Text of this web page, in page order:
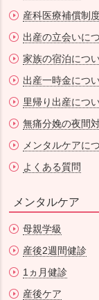
産科医療補償制
出産の立会いに
家族の宿泊につ
出産一時金につ
里帰り出産につ
無痛分娩の夜間
メンタルケアに
よくある質問
メンタルケア
母親学級
産後2週間健診
1ヵ月健診
産後ケア